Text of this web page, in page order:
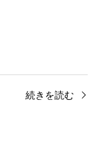
続きを読む